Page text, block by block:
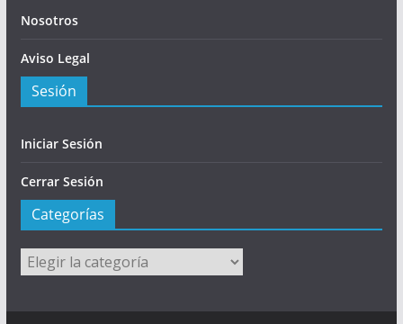
Nosotros
Aviso Legal
Sesión
Iniciar Sesión
Cerrar Sesión
Categorías
Categorías